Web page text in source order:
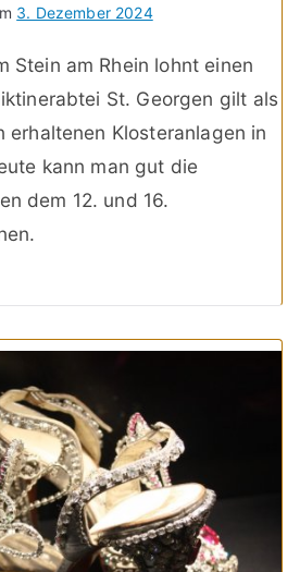
3. Dezember 2024
Stein am Rhein lohnt einen
St. Georgen gilt als
erhaltenen Klosteranlagen in
kann man gut die
dem 12. und 16.